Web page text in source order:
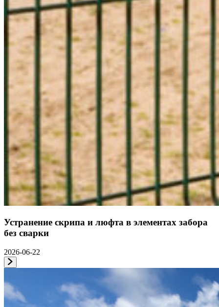
Устранение скрипа и люфта в элементах забора
без сварки
2026-06-22